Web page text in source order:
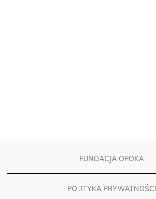
FUNDACJA OPOKA
POLITYKA PRYWATNOŚCI